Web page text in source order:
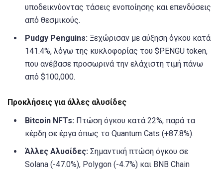
υποδεικνύοντας τάσεις ενοποίησης και επενδύσεις
από θεσμικούς.
Pudgy Penguins: Ξεχώρισαν με αύξηση όγκου κατά
141.4%, λόγω της κυκλοφορίας του $PENGU token,
που ανέβασε προσωρινά την ελάχιστη τιμή πάνω
από $100,000.
Προκλήσεις για άλλες αλυσίδες
Bitcoin NFTs: Πτώση όγκου κατά 22%, παρά τα
κέρδη σε έργα όπως το Quantum Cats (+87.8%).
Άλλες Αλυσίδες: Σημαντική πτώση όγκου σε
Solana (-47.0%), Polygon (-4.7%) και BNB Chain